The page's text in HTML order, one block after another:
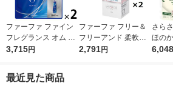
ファーファ ファイン
フレグランス オム 詰
め替え 特大 2000mL
3,715円
ファーファ フリー＆
フリーアンド 柔軟剤
無香料 詰め替え 1500
2,791円
さら
ほの
系の
6,048
最近見た商品